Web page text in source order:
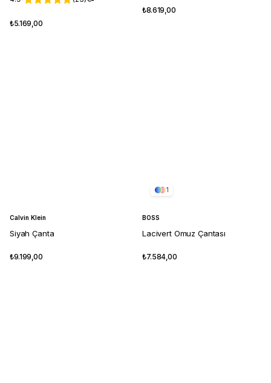
₺5.169,00
₺8.619,00
Calvin Klein
Siyah Çanta
₺9.199,00
1
BOSS
Lacivert Omuz Çantası
₺7.584,00